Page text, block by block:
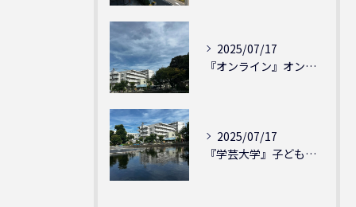
2025/07/17
『オンライン』オンラインの会員様大募集中！シェリー・アーツ音...
2025/07/17
『学芸大学』子どもには子どもの表現が大切！シェリー・アーツ音...